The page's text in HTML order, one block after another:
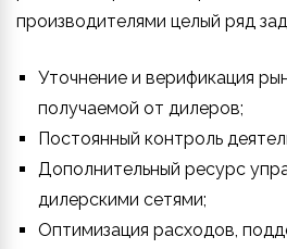
производителями целый ряд
Уточнение и верификация
получаемой от дилеров;
Постоянный контроль
Дополнительный ресурс
дилерскими сетями;
Оптимизация расходов,